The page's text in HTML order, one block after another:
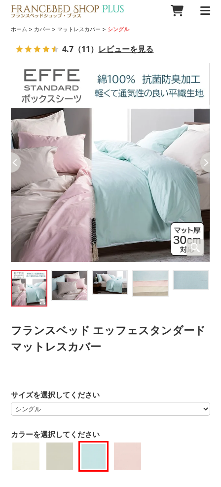
ホーム > カバー > マットレスカバー > シングル
フランスベッド エッフェスタンダード
マットレスカバー
カラーを選択してください
サイズを選択してください
4.7 （11） レビューを見る